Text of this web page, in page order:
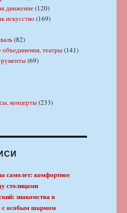
движение(120)
искусство (169)
(82)
театры(141)
(69)
концерты(233)
самолет: комфортное
столицами
знакомства в
с особым шармом